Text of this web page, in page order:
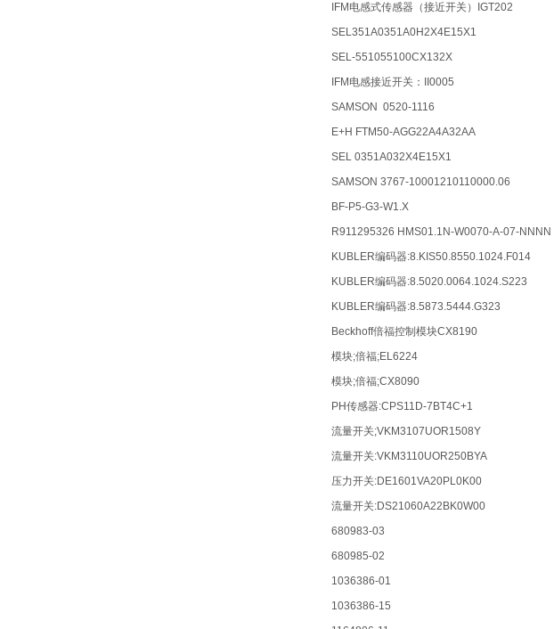
IFM电感式传感器（接近开关）IGT202
SEL351A0351A0H2X4E15X1
SEL-551055100CX132X
IFM电感接近开关：II0005
SAMSON 0520-1116
E+H FTM50-AGG22A4A32AA
SEL 0351A032X4E15X1
SAMSON 3767-10001210110000.06
BF-P5-G3-W1.X
R911295326 HMS01.1N-W0070-A-07-NNNN
KUBLER编码器:8.KIS50.8550.1024.F014
KUBLER编码器:8.5020.0064.1024.S223
KUBLER编码器:8.5873.5444.G323
Beckhoff倍福控制模块CX8190
模块;倍福;EL6224
模块;倍福;CX8090
PH传感器:CPS11D-7BT4C+1
流量开关;VKM3107UOR1508Y
流量开关:VKM3110UOR250BYA
压力开关:DE1601VA20PL0K00
流量开关:DS21060A22BK0W00
680983-03
680985-02
1036386-01
1036386-15